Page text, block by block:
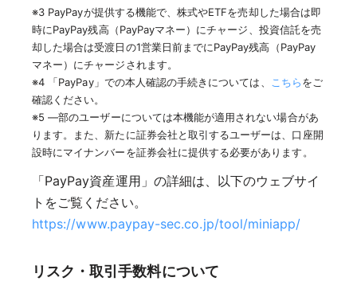
※3 PayPayが提供する機能で、株式やETFを売却した場合は即
時にPayPay残高（PayPayマネー）にチャージ、投資信託を売
却した場合は受渡日の1営業日前までにPayPay残高（PayPay
マネー）にチャージされます。
※4 「PayPay」での本人確認の手続きについては、
こちらをご
確認ください。
※5 ―部のユーザーについては本機能が適用されない場合があ
ります。また、新たに証券会社と取引するユーザーは、口座開
設時にマイナンバーを証券会社に提供する必要があります。
「PayPay資産運用」の詳細は、以下のウェブサイ
トをご覧ください。
https://www.paypay-sec.co.jp/tool/miniapp/
リスク・取引手数料について